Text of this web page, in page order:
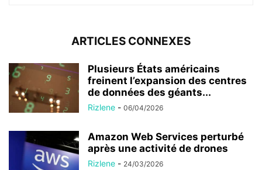
ARTICLES CONNEXES
Plusieurs États américains
freinent l’expansion des centres
de données des géants...
Rizlene - 06/04/2026
Amazon Web Services perturbé
après une activité de drones
Rizlene - 24/03/2026